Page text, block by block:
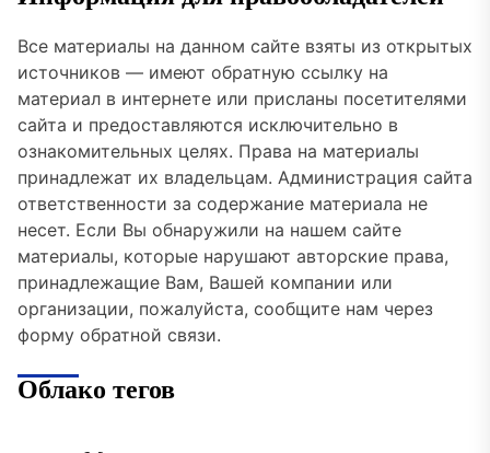
Все материалы на данном сайте взяты из открытых
источников — имеют обратную ссылку на
материал в интернете или присланы посетителями
сайта и предоставляются исключительно в
ознакомительных целях. Права на материалы
принадлежат их владельцам. Администрация сайта
ответственности за содержание материала не
несет. Если Вы обнаружили на нашем сайте
материалы, которые нарушают авторские права,
принадлежащие Вам, Вашей компании или
организации, пожалуйста, сообщите нам через
форму обратной связи.
Облако тегов